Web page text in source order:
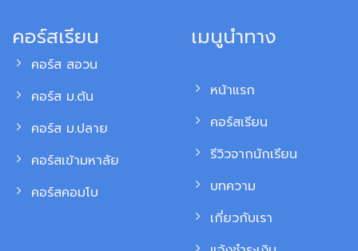
คอร์สเรียน
คอร์ส สอวน
คอร์ส ม.ต้น
คอร์ส ม.ปลาย
คอร์สเข้ามหาลัย
คอร์สคอมโบ
เมนูนำทาง
หน้าแรก
คอร์สเรียน
รีวิวจากนักเรียน
บทความ
เกี่ยวกับเรา